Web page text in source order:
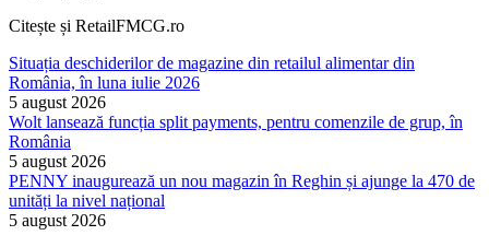
Citește și RetailFMCG.ro
Situația deschiderilor de magazine din retailul alimentar din
România, în luna iulie 2026
5 august 2026
Wolt lansează funcția split payments, pentru comenzile de grup, în
România
5 august 2026
PENNY inaugurează un nou magazin în Reghin și ajunge la 470 de
unități la nivel național
5 august 2026